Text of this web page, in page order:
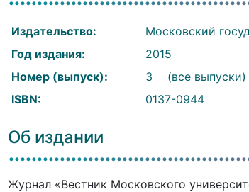
Издательство:
Московский
Год издания:
2015
Номер (выпуск):
3
(все выпуски)
ISBN:
0137-0944
Об издании
Журнал «Вестник Московского